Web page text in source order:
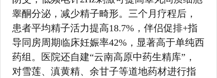
睾酮分泌，减少精子畸形。三个月疗程后，
患者平均精子活力提高18.7%，伴侣促排+指
导同房周期临床妊娠率42%，显著高于单纯西
药组。医院还自建“云南高原中药生精库”，
对雪莲、滇黄精、余甘子等道地药材进行指